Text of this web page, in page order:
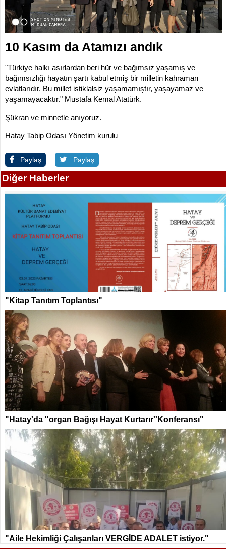
KOMİSYONLAR
İLETİŞİM
10 Kasım da Atamızı andık
"Türkiye halkı asırlardan beri hür ve bağımsız yaşamış ve
bağımsızlığı hayatın şartı kabul etmiş bir milletin kahraman
evlatlarıdır. Bu millet istiklalsiz yaşamamıştır, yaşayamaz ve
yaşamayacaktır." Mustafa Kemal Atatürk.
Şükran ve minnetle anıyoruz.
Hatay Tabip Odası Yönetim kurulu
Paylaş Paylaş
Diğer Haberler
"Kitap Tanıtım Toplantısı"
"Hatay'da ''organ Bağışı Hayat Kurtarır''Konferansı"
"Aile Hekimliği Çalışanları VERGİDE ADALET istiyor."